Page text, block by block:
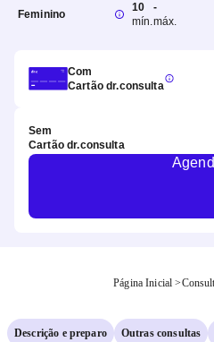
Feminino
10
mín.
-
máx.
Com
Cartão dr.consulta
Sem
Cartão dr.consulta
Página Inicial >
Descrição e preparo Outras consultas